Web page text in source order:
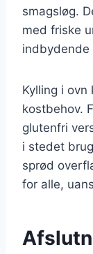
smagsløg.
med friske
indbydende
Kylling i
kostbehov.
glutenfri
i stedet
sprød
for alle,